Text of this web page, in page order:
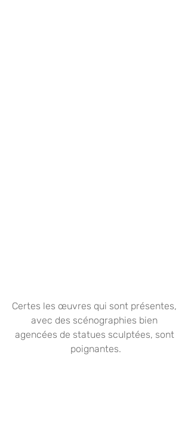
Certes les œuvres qui sont présentes,
avec des scénographies bien
agencées de statues sculptées, sont
poignantes.